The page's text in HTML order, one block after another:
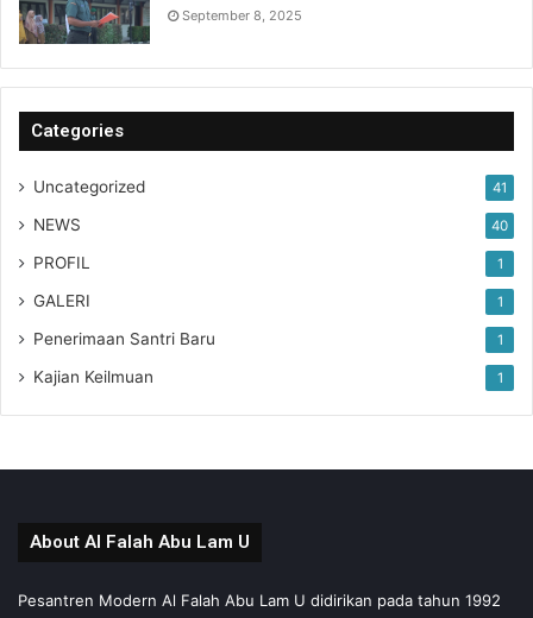
September 8, 2025
Categories
Uncategorized 41
NEWS 40
PROFIL 1
GALERI 1
Penerimaan Santri Baru 1
Kajian Keilmuan 1
About Al Falah Abu Lam U
Pesantren Modern Al Falah Abu Lam U didirikan pada tahun 1992